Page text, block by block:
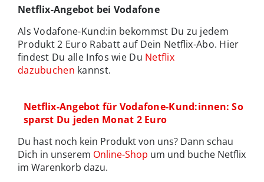
Netflix-Angebot bei Vodafone
Als Vodafone-Kund:in bekommst Du zu jedem
Produkt 2 Euro Rabatt auf Dein Netflix-Abo. Hier
findest Du alle Infos wie Du Netflix
dazubuchen kannst.
Netflix-Angebot für Vodafone-Kund:innen: So
sparst Du jeden Monat 2 Euro
Du hast noch kein Produkt von uns? Dann schau
Dich in unserem Online-Shop um und buche Netflix
im Warenkorb dazu.